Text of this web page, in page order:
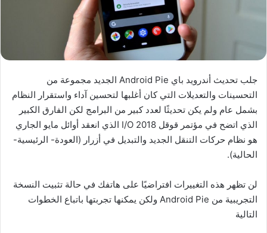
جلب تحديث أندرويد باي Android Pie الجديد مجموعة من
التحسينات والتعديلات التي كان أغلبها لتحسين آداء واستقرار النظام
بشمل عام ولم يكن تحديثًا لعدد كبير من البرامج لكن الفارق الكبير
الذي اتضح في مؤتمر قوقل I/O 2018 الذي انعقد أوائل مايو الجاري
هو نظام حركات التنقل الجديد والتبديل في أزرار (العودة- الرئيسية-
الحالية).
لن تظهر هذه التغييرات افتراضيًا على هاتفك في حالة تثبيت النسخة
التجريبية من Android Pie ولكن يمكنها تجربتها باتباع الخطوات
التالية